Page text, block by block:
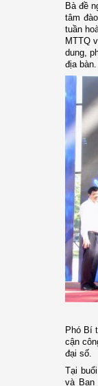
Bà đề
tâm
tuần
MTTQ
dung,
địa bàn.
Phó Bí
cận
đại số.
Tại
và Ban